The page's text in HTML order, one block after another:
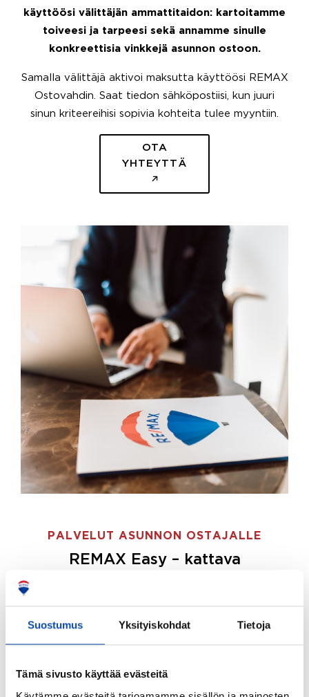
Suostumus Yksityiskohdat Tietoja
Tämä sivusto käyttää evästeitä
käyttöösi välittäjän ammattitaidon: kartoitamme
toiveesi ja tarpeesi sekä annamme sinulle
konkreettisia vinkkejä asunnon ostoon.
Samalla välittäjä aktivoi maksutta käyttöösi REMAX
Ostovahdin. Saat tiedon sähköpostiisi, kun juuri
sinun kriteereihisi sopivia kohteita tulee myyntiin.
OTA
YHTEYTTÄ
PALVELUT ASUNNON OSTAJALLE
REMAX Easy – kattava
ostajille.
Tee ostotoimeksianto ja etsimme juuri